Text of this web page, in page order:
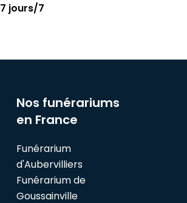
7 jours/7
Nos funérariums
en France
Funérarium
d'Aubervilliers
Funérarium de
Goussainville